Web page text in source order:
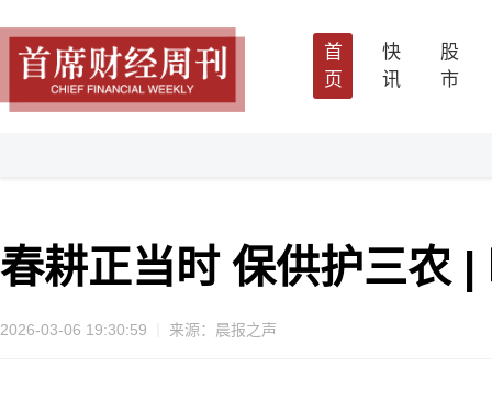
首
页
快
讯
股
市
春耕正当时 保供护三农
2026-03-06 19:30:59 来源：晨报之声